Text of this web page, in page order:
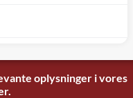
oplysninger i vores